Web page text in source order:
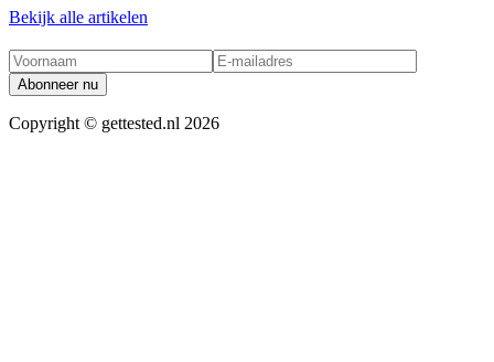
Bekijk alle artikelen
Abonneer nu
Copyright © gettested.nl 2026